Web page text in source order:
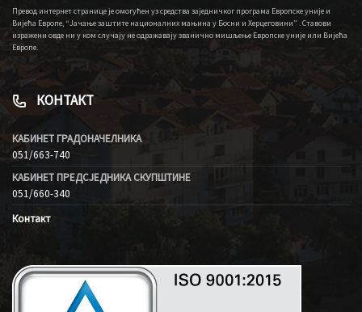
Превод интернет странице је омогућен уз средства заједничког програма Европске уније и
Вијећа Европе, “Јачање заштите националних мањина у Босни и Херцеговини” . Ставови
изражени овде ни у ком случају не одражавају званично мишљење Европске уније или Вијећа
Европе.
КОНТАКТ
КАБИНЕТ ГРАДОНАЧЕЛНИКА
051/663-740
КАБИНЕТ ПРЕДСЈЕДНИКА СКУПШТИНЕ
051/660-340
Контакт